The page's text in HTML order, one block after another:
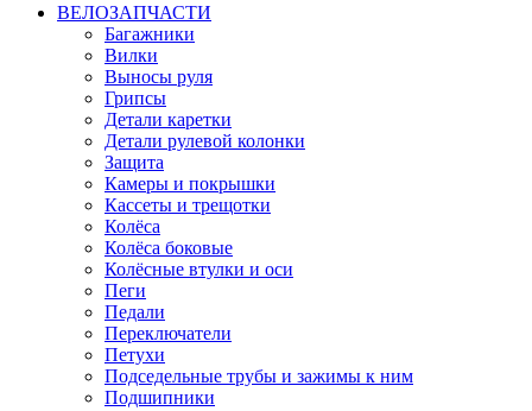
ВЕЛОЗАПЧАСТИ
Багажники
Вилки
Выносы руля
Грипсы
Детали каретки
Детали рулевой колонки
Защита
Камеры и покрышки
Кассеты и трещотки
Колёса
Колёса боковые
Колёсные втулки и оси
Пеги
Педали
Переключатели
Петухи
Подседельные трубы и зажимы к ним
Подшипники